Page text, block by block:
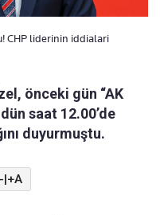
CHP liderinin iddialari
önceki gün “AK
saat 12.00’de
duyurmuştu.
|+A